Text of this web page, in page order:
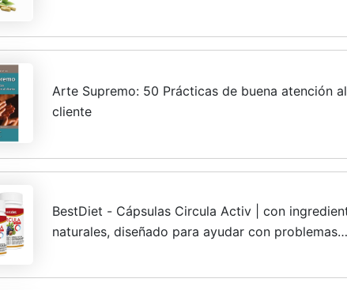
Arte Supremo: 50 Prácticas de buena atención al
cliente
BestDiet - Cápsulas Circula Activ | con
naturales, diseñado para ayudar con problemas